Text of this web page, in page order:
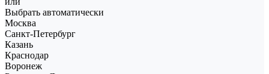
Выбрать автоматически
Москва
Санкт-Петербург
Казань
Краснодар
Воронеж